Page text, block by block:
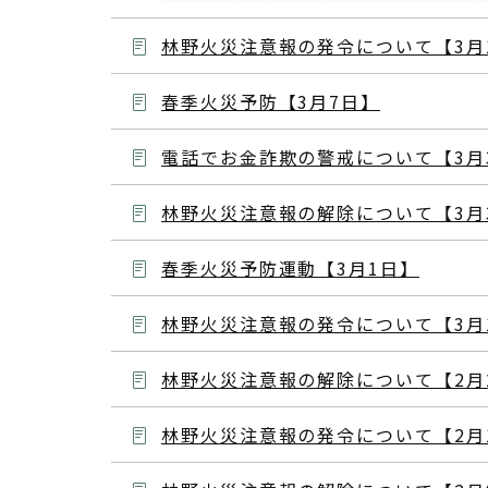
林野火災注意報の発令について【3月
春季火災予防【3月7日】
電話でお金詐欺の警戒について【3月
林野火災注意報の解除について【3月
春季火災予防運動【3月1日】
林野火災注意報の発令について【3月
林野火災注意報の解除について【2月
林野火災注意報の発令について【2月